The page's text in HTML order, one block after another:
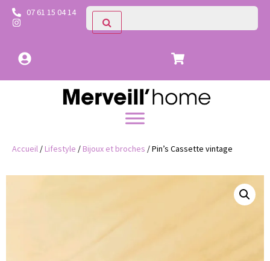
07 61 15 04 14
Accueil /Lifestyle /Bijoux et broches / Pin’s Cassette vintage